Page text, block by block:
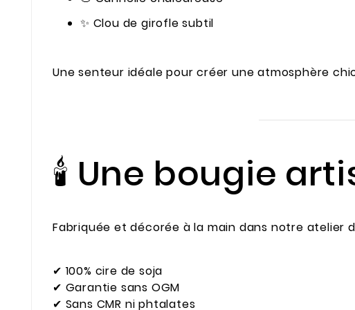
✨ Clou de girofle subtil
Une senteur idéale pour créer une atmosphère
🕯️ Une bougie
Fabriquée et décorée à la main dans notre atelier
✔ 100% cire de soja
✔ Garantie sans OGM
✔ Sans CMR ni phtalates